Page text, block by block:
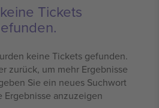
Tickets
keine Tickets gefunden.
zurück, um mehr Ergebnisse
Sie ein neues Suchwort
Ergebnisse anzuzeigen